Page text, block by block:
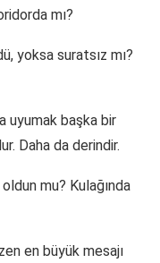
mı?
yoksa suratsız mı?
uyumak başka bir
Daha da derindir.
mu? Kulağında
en büyük mesajı